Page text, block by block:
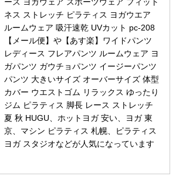
ネス ストレッチ ピラティス ヨガウエア
ルームウェア 吸汗速乾 UVカット pc-208
【メール便】や【あす楽】ワイドパンツ
レディース フレアパンツ ルームウェア ヨ
ガパンツ ガウチョパンツ イージーパンツ
パンツ 大きいサイズ オーバーサイズ 体型
カバー ウエストゴム リラックス ゆったり
ジム ピラティス 脚長 レース ストレッチ
夏 秋 HUGU、ホットヨガ 安い、ヨガ 東
京、マシン ピラティス 札幌、ピラティス
ヨガ スタジオなどが人気になっています